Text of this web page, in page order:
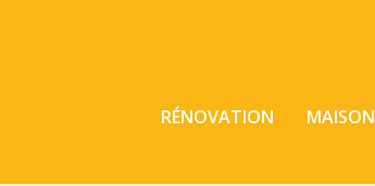
RÉNOVATION MAISON